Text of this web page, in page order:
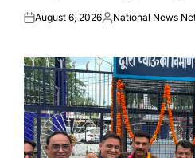
Posted
August 6, 2026Posted
National News